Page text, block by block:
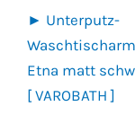
► Unterputz-
Etna matt
[ VAROBATH ]